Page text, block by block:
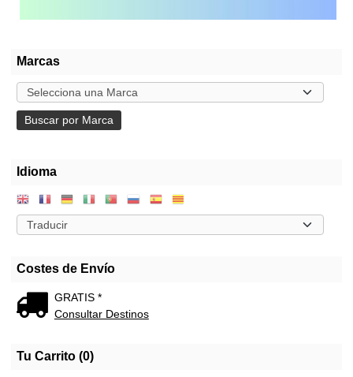
Marcas
Idioma
Costes de Envío
GRATIS *
Consultar Destinos
Tu Carrito (0)